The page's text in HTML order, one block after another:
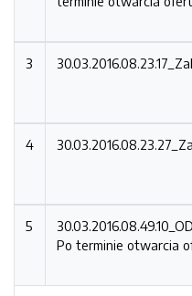
3
4
5
Po terminie otwarcia